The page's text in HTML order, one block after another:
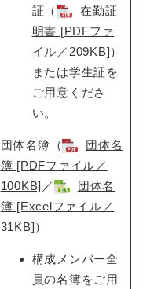
証（
在勤証
明書 [PDFファ
イル／209KB]）
または学生証を
ご用意くださ
い。
団体名簿（
団体名
簿 [PDFファイル／
100KB] ​／
団体名
簿 [Excelファイル／
31KB]​）
構成メンバー全
員の名簿をご用